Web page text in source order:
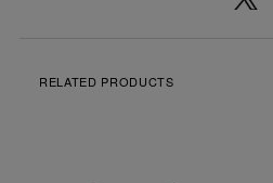
RELATED PRODUCTS